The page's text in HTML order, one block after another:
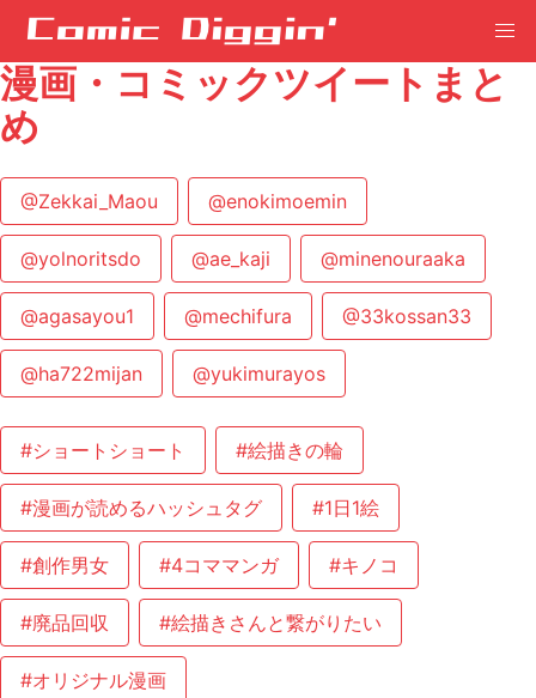
漫画・コミックツイートまと
め
@Zekkai_Maou @enokimoemin
@yolnoritsdo @ae_kaji @minenouraaka
@agasayou1 @mechifura @33kossan33
@ha722mijan @yukimurayos
#ショートショート #絵描きの輪
#漫画が読めるハッシュタグ #1日1絵
#創作男女 #4コママンガ #キノコ
#廃品回収 #絵描きさんと繋がりたい
#オリジナル漫画